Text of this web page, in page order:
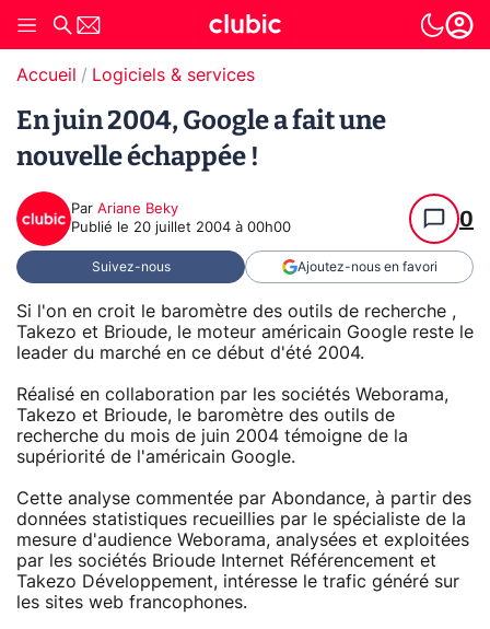
Accueil Logiciels & services
En juin 2004, Google a fait une
nouvelle échappée !
Par Ariane Beky
Publié le 20 juillet 2004 à 00h00 0
Suivez-nous Ajoutez-nous en favori
Si l'on en croit le baromètre des outils de recherche ,
Takezo et Brioude, le moteur américain Google reste le
leader du marché en ce début d'été 2004.
Réalisé en collaboration par les sociétés Weborama,
Takezo et Brioude, le baromètre des outils de
recherche du mois de juin 2004 témoigne de la
supériorité de l'américain Google.
Cette analyse commentée par Abondance, à partir des
données statistiques recueillies par le spécialiste de la
mesure d'audience Weborama, analysées et exploitées
par les sociétés Brioude Internet Référencement et
Takezo Développement, intéresse le trafic généré sur
les sites web francophones.